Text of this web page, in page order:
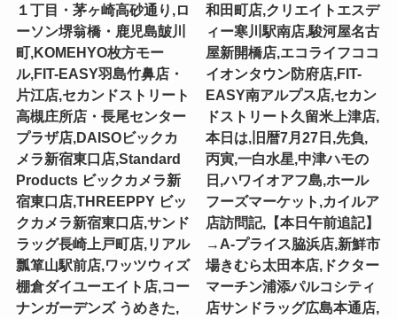
１丁目・茅ヶ崎高砂通り,ロ
ーソン堺翁橋・鹿児島皷川
町,KOMEHYO枚方モー
ル,FIT-EASY羽島竹鼻店・
片江店,セカンドストリート
高槻庄所店・長尾センター
プラザ店,DAISOビックカ
メラ新宿東口店,Standard
Products ビックカメラ新
宿東口店,THREEPPY ビッ
クカメラ新宿東口店,サンド
ラッグ長崎上戸町店,リアル
瓢箪山駅前店,ワッツウィズ
棚倉ダイユーエイト店,コー
ナンガーデンズ うめきた,
和田町店,クリエイトエスデ
ィー寒川駅南店,駿河屋名古
屋新開橋店,エコライフココ
イオンタウン防府店,FIT-
EASY南アルプス店,セカン
ドストリート久留米上津店,
本日は,旧暦7月27日,先負,
丙寅,一白水星,中津ハモの
日,ハワイオアフ島,ホール
フーズマーケット,カイルア
店訪問記,【本日午前追記】
→A-プライス脇浜店,新鮮市
場きむら太田本店,ドクター
マーチン浦添パルコシティ
店サンドラッグ広島本通店,